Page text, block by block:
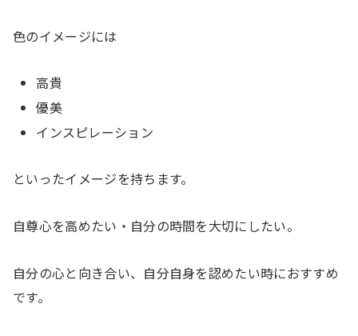
色のイメージには
高貴
優美
インスピレーション
といったイメージを持ちます。
自尊心を高めたい・自分の時間を大切にしたい。
自分の心と向き合い、自分自身を認めたい時におすすめ
です。